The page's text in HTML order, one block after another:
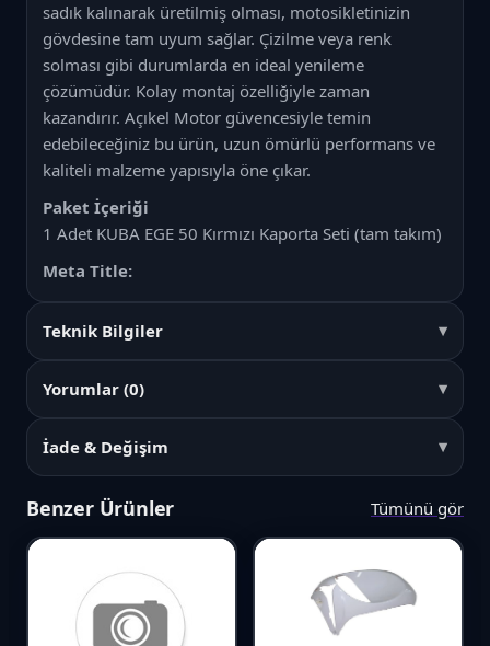
sadık kalınarak üretilmiş olması, motosikletinizin
gövdesine tam uyum sağlar. Çizilme veya renk
solması gibi durumlarda en ideal yenileme
çözümüdür. Kolay montaj özelliğiyle zaman
kazandırır. Açıkel Motor güvencesiyle temin
edebileceğiniz bu ürün, uzun ömürlü performans ve
kaliteli malzeme yapısıyla öne çıkar.
Paket İçeriği
1 Adet KUBA EGE 50 Kırmızı Kaporta Seti (tam takım)
Meta Title:
Teknik Bilgiler
Yorumlar (0)
İade & Değişim
Benzer Ürünler Tümünü gör
Favori
Karşılaştır